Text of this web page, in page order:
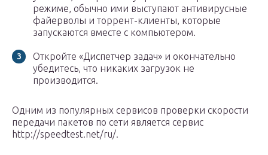
режиме, обычно ими выступают антивирусные
файерволы и торрент-клиенты, которые
запускаются вместе с компьютером.
Откройте «Диспетчер задач» и окончательно
убедитесь, что никаких загрузок не
производится.
Одним из популярных сервисов проверки скорости
передачи пакетов по сети является сервис
http://speedtest.net/ru/.